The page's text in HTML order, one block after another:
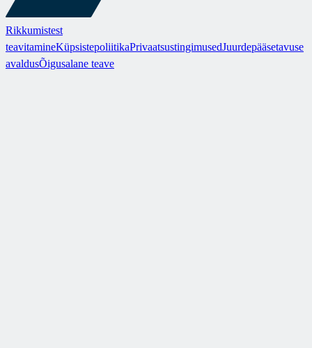
Rikkumistest
teavitamineKüpsistepoliitikaPrivaatsustingimusedJuurdepääsetavuse
avaldusÕigusalane teave